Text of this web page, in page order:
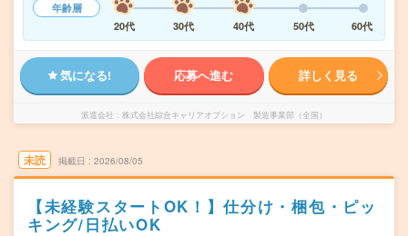
年齢層
20代
30代 40代 50代 60代
気になる! 応募へ進む 詳しく見る
派遣会社 株式会社綜合キャリアオプション 製造事業部（全国）
未読 掲載日 2026/08/05
【未経験スタートOK！】仕分け・梱包・ピッ
キング/日払いOK